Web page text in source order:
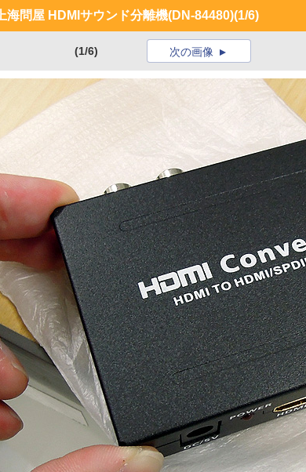
上海問屋 HDMIサウンド分離機(DN-84480)(1/6)
(1/6) 次の画像